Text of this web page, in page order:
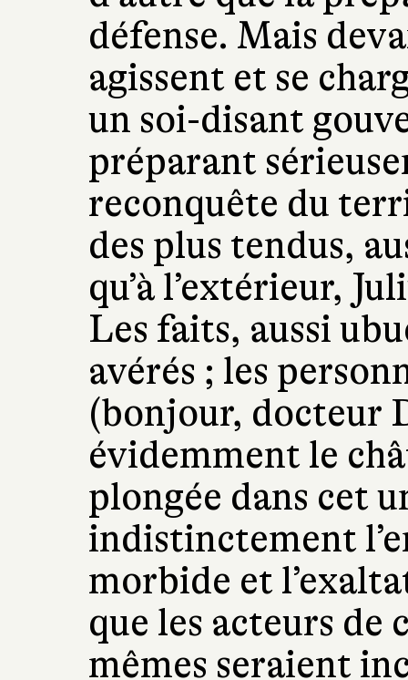
défense. Mais
agissent et se
un soi-disant
préparant
reconquête du
des plus tendus,
qu’à l’extérieur,
Les faits, aussi
avérés ; les
(bonjour, docteur
évidemment le
plongée dans cet
indistinctement
morbide et
que les acteurs
mêmes seraient